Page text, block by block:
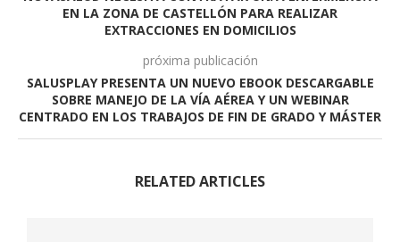
EN LA ZONA DE CASTELLÓN PARA REALIZAR
EXTRACCIONES EN DOMICILIOS
próxima publicación
SALUSPLAY PRESENTA UN NUEVO EBOOK DESCARGABLE
SOBRE MANEJO DE LA VÍA AÉREA Y UN WEBINAR
CENTRADO EN LOS TRABAJOS DE FIN DE GRADO Y MÁSTER
RELATED ARTICLES